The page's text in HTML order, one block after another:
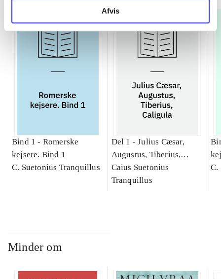
Afvis
Bind 1 - Romerske
kejsere. Bind 1
C. Suetonius Tranquillus
Del 1 -Julius Cæsar,
Augustus, Tiberius,
Caligula
Caius Suetonius
Tranquillus
C.
Minder om